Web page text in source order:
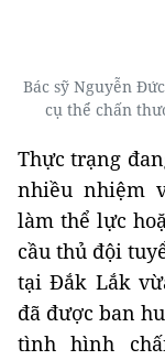
Bác sỹ Nguyễn
cụ thể chấn
Thực trạng
nhiều nhiệm
làm thể lực
cầu thủ đội
tại Đắk Lắk
đã được ban
tình hình